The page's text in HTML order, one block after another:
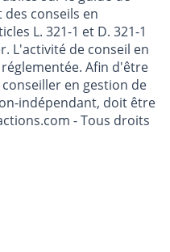
sur le guide de
conseils en
L. 321-1 et D. 321-1
L'activité de conseil en
Afin d'être
en gestion de
indépendant, doit être
- Tous droits